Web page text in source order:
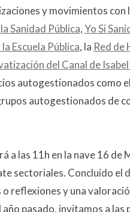
y movimientos
Sanidad Pública,Yo Si
Escuela Pública, la Red de
del Canal de Isabel
autogestionados como el
autogestionados de
a las 11h en la nave 16
sectoriales. Concluido el
reflexiones y una
pasado, invitamos a